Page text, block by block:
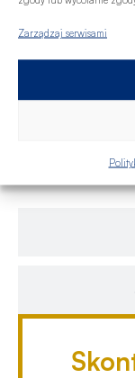
Zarządzaj serwisami
uzyskanie
Ciebie
którymi
się, ile